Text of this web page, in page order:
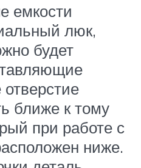
емкости
люк,
будет
ближе к тому
при работе с
ниже.